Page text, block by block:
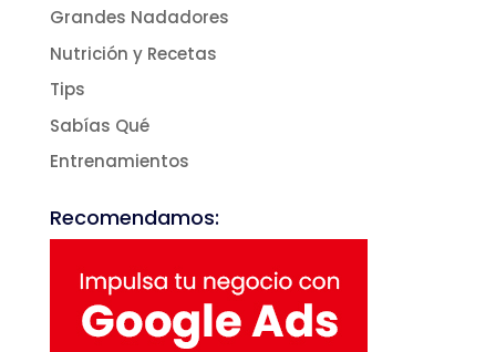
Grandes Nadadores
Nutrición y Recetas
Tips
Sabías Qué
Entrenamientos
Recomendamos: